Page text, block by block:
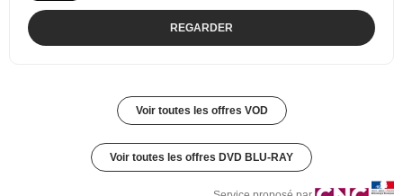
REGARDER
Voir toutes les offres VOD
Voir toutes les offres DVD BLU-RAY